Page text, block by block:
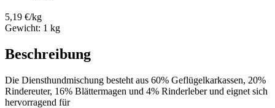
5,19 €/kg
Gewicht: 1 kg
Beschreibung
Die Diensthundmischung besteht aus 60% Geflügelkarkassen, 20%
Rindereuter, 16% Blättermagen und 4% Rinderleber und eignet sich
hervorragend für